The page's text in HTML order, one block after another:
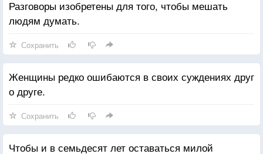
Разговоры изобретены для того, чтобы мешать
людям думать.
Сохранить
Женщины редко ошибаются в своих суждениях друг
о друге.
Сохранить
Чтобы и в семьдесят лет оставаться милой